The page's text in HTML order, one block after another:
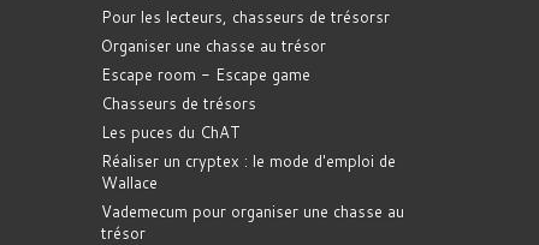
Pour les lecteurs, chasseurs de trésorsr
Organiser une chasse au trésor
Escape room - Escape game
Chasseurs de trésors
Les puces du ChAT
Réaliser un cryptex : le mode d'emploi de
Wallace
Vademecum pour organiser une chasse au
trésor